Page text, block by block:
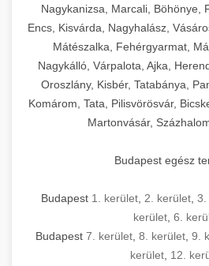
Nagykanizsa, Marcali, Böhönye,
Encs, Kisvárda, Nagyhalász,
Mátészalka, Fehérgyarmat,
Nagykálló, Várpalota, Ajka,
Oroszlány, Kisbér, Tatabánya,
Komárom, Tata, Pilisvörösvár,
Martonvásár,
Budapest egész
Budapest 1. kerület 2. kerület 3.
kerület 6.
Budapest 7. kerület, 8. kerület, 9.
kerület 12.